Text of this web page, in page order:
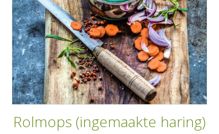
KOOKBOEKEN
Rolmops (ingemaakte haring)